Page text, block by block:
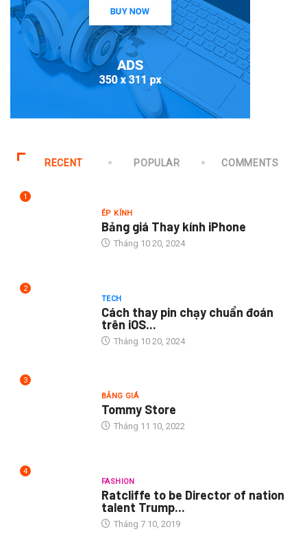
RECENT POPULAR COMMENTS
1
ÉP KÍNH
Bảng giá Thay kính iPhone
Tháng 10 20, 2024
2
TECH
Cách thay pin chạy chuẩn đoán
trên iOS...
Tháng 10 20, 2024
3
BẢNG GIÁ
Tommy Store
Tháng 11 10, 2022
4
FASHION
Ratcliffe to be Director of nation
talent Trump...
Tháng 7 10, 2019